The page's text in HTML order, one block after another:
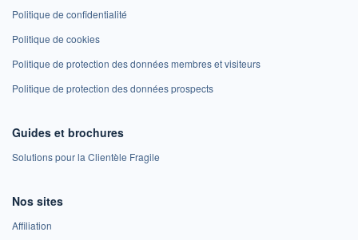
Politique de confidentialité
Politique de cookies
Politique de protection des données membres et visiteurs
Politique de protection des données prospects
Guides et brochures
Solutions pour la Clientèle Fragile
Nos sites
Affiliation